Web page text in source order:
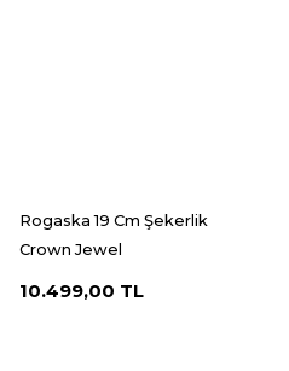
Rogaska 19 Cm Şekerlik
Crown Jewel
10.499,00 TL